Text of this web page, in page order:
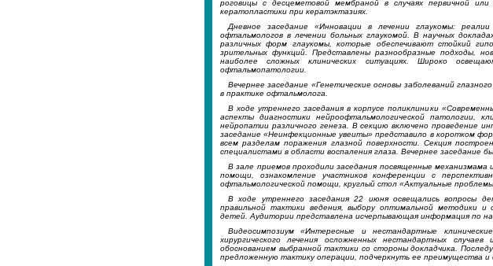
роговицы с десцеметовой мембраной в случаях первичной
кератопластики при кератэктазиях.
Дневное заседание «Инновации в лечении глаукомы:
офтальмологов в лечении больных глаукомой. В научных
различных форм глаукомы, которые обеспечивают стойкий
зрительных функций. Представлены разнообразные подходы,
наиболее сложных клинических ситуациях. Широко
офтальмопатологии.
Вечернее заседание «Генетические основы заболеваний
в практике офтальмолога.
В ходе утреннего заседания в корпусе поликлиники
аспекты диагностики нейроофтальмологической патологии,
нейропатии различного генеза. В секцию включено проведение
заседание «Неинфекционные увеиты» представило в коротком
всем разделам поражения глазной поверхности. Секция
специалистами в области воспаления глаза. Вечернее заседание
В зале приемов проходили заседания посвященные механизмама
помощи, ознакомление участников конференции с
офтальмологической помощи, круглый стол «Актуальные
В ходе утреннего заседания 22 июня освещались вопросы
правильной тактики ведения, выбору оптимальной методики и
детей. Аудитории представлена исчерпывающая информация по
Видеосимпозиум «Интересные и нестандартные
хирургического лечения осложненных нестандартных
обоснованием выбранной тактики со стороны докладчика.
предложенную тактику операции, подчеркнуть ее преимущества и